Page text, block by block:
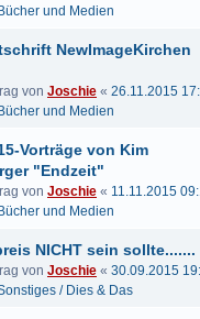
Bücher und Medien
NewImageKirchen
von Joschie « 26.11.2015
Bücher und Medien
Vorträge von Kim
"Endzeit"
von Joschie « 11.11.2015
Bücher und Medien
NICHT sein sollte.......
von Joschie « 30.09.2015
/ Dies & Das